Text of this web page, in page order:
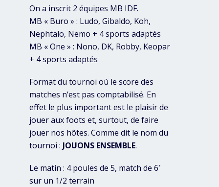
On a inscrit 2 équipes MB IDF.
MB « Buro » : Ludo, Gibaldo, Koh,
Nephtalo, Nemo + 4 sports adaptés
MB « One » : Nono, DK, Robby, Keopar
+ 4 sports adaptés
Format du tournoi où le score des
matches n’est pas comptabilisé. En
effet le plus important est le plaisir de
jouer aux foots et, surtout, de faire
jouer nos hôtes. Comme dit le nom du
tournoi : JOUONS ENSEMBLE.
Le matin : 4 poules de 5, match de 6′
sur un 1/2 terrain